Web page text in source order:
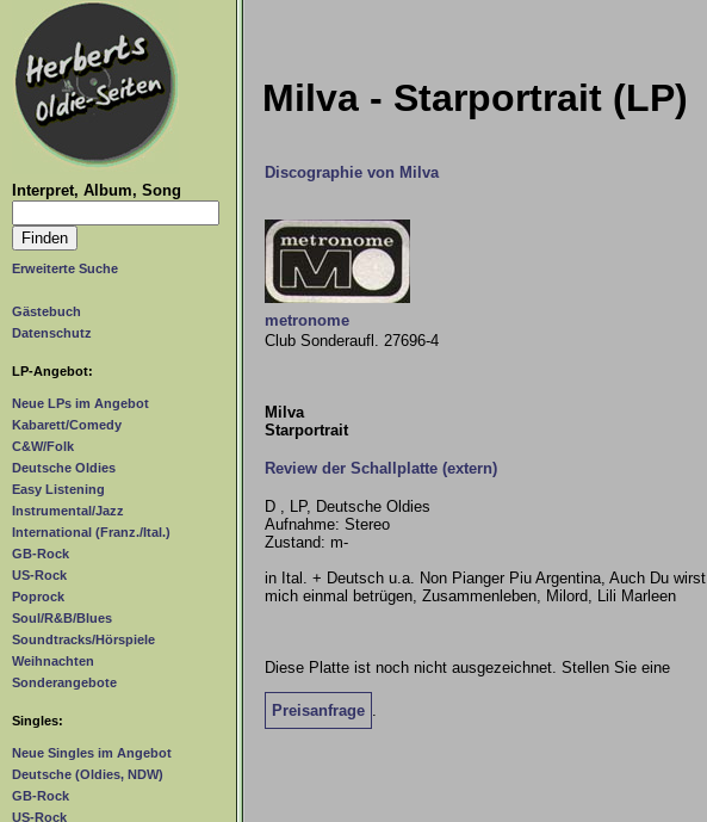
Interpret, Album, Song
Erweiterte Suche
Gästebuch
Datenschutz
LP-Angebot:
Neue LPs im Angebot
Kabarett/Comedy
C&W/Folk
Deutsche Oldies
Easy Listening
Instrumental/Jazz
International (Franz./Ital.)
GB-Rock
US-Rock
Poprock
Soul/R&B/Blues
Soundtracks/Hörspiele
Weihnachten
Sonderangebote
Singles:
Neue Singles im Angebot
Deutsche (Oldies, NDW)
GB-Rock
US-Rock
Milva - Starportrait (LP)
Discographie von Milva
metronome
Club Sonderaufl. 27696-4
Milva
Starportrait
Review der Schallplatte (extern)
D , LP, Deutsche Oldies
Aufnahme: Stereo
Zustand: m-
in Ital. + Deutsch u.a. Non Pianger Piu Argentina, Auch Du wirst
mich einmal betrügen, Zusammenleben, Milord, Lili Marleen
Diese Platte ist noch nicht ausgezeichnet. Stellen Sie eine
Preisanfrage